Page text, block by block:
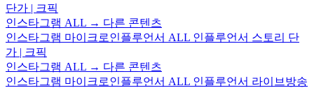
단가 | 크픽
인스타그램 ALL → 다른 콘텐츠
인스타그램 마이크로인플루언서 ALL 인플루언서 스토리 단
가 | 크픽
인스타그램 ALL → 다른 콘텐츠
인스타그램 마이크로인플루언서 ALL 인플루언서 라이브방송